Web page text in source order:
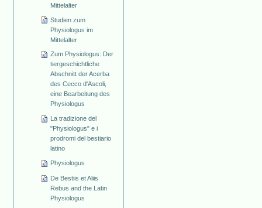
Mittelalter
Studien zum
Physiologus im
Mittelalter
Zum Physiologus: Der
tiergeschichtliche
Abschnitt der Acerba
des Cecco d'Ascoli,
eine Bearbeitung des
Physiologus
La tradizione del
"Physiologus" e i
prodromi del bestiario
latino
Physiologus
De Bestiis et Aliis
Rebus and the Latin
Physiologus